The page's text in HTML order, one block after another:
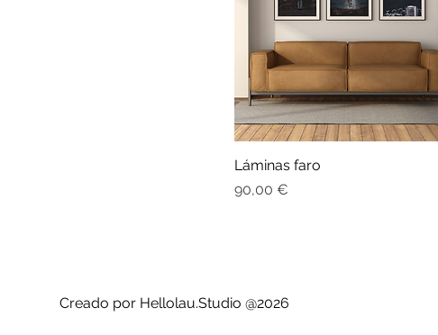
Láminas faro
Precio
90,00 €
Creado por Hellolau.Studio @2026